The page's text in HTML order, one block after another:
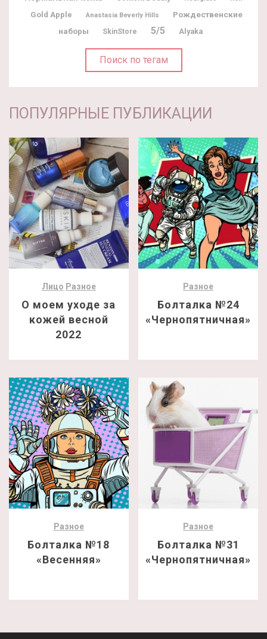
Gold Apple Anastasia Beverly Hills
Рождественские
наборы
SkinStore 5/5 Alyaka
Поиск по тегам
ПОПУЛЯРНЫЕ ПУБЛИКАЦИИ
Лицо Разное
О моем уходе за
кожей весной
2022
Разное
Болталка №24
«Чернопятничная»
Разное
Болталка №18
«Весенняя»
Разное
Болталка №31
«Чернопятничная»